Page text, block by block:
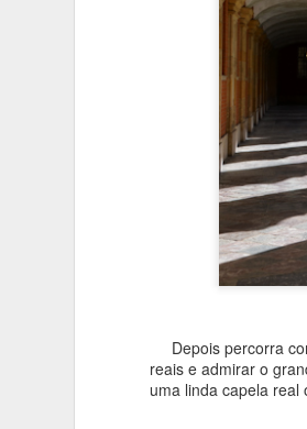
Depois percorra
reais e admirar o
uma linda capela real